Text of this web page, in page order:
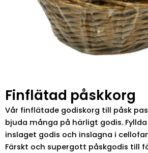
Finflätad påskkorg
Vår finflätade godiskorg till påsk
bjuda många på härligt godis.
inslaget godis och inslagna i
Färskt och supergott påskgodis till